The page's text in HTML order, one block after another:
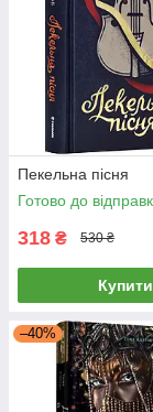
Пекельна пісня
Готово до
318 ₴ 530 ₴
Купити
–40%